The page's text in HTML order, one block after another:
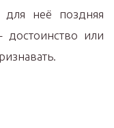
для неё поздняя
достоинство или